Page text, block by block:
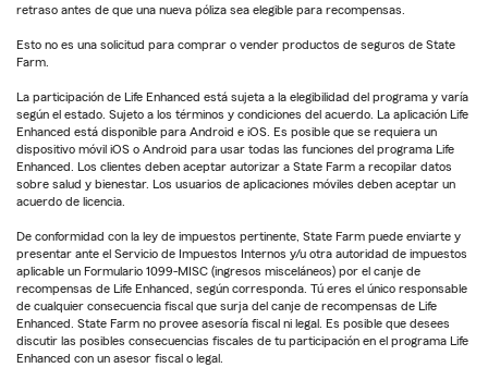
retraso antes de que una nueva póliza sea elegible para recompensas.
Esto no es una solicitud para comprar o vender productos de seguros de State
Farm.
La participación de Life Enhanced está sujeta a la elegibilidad del programa y varía
según el estado. Sujeto a los términos y condiciones del acuerdo. La aplicación Life
Enhanced está disponible para Android e iOS. Es posible que se requiera un
dispositivo móvil iOS o Android para usar todas las funciones del programa Life
Enhanced. Los clientes deben aceptar autorizar a State Farm a recopilar datos
sobre salud y bienestar. Los usuarios de aplicaciones móviles deben aceptar un
acuerdo de licencia.
De conformidad con la ley de impuestos pertinente, State Farm puede enviarte y
presentar ante el Servicio de Impuestos Internos y/u otra autoridad de impuestos
aplicable un Formulario 1099-MISC (ingresos misceláneos) por el canje de
recompensas de Life Enhanced, según corresponda. Tú eres el único responsable
de cualquier consecuencia fiscal que surja del canje de recompensas de Life
Enhanced. State Farm no provee asesoría fiscal ni legal. Es posible que desees
discutir las posibles consecuencias fiscales de tu participación en el programa Life
Enhanced con un asesor fiscal o legal.